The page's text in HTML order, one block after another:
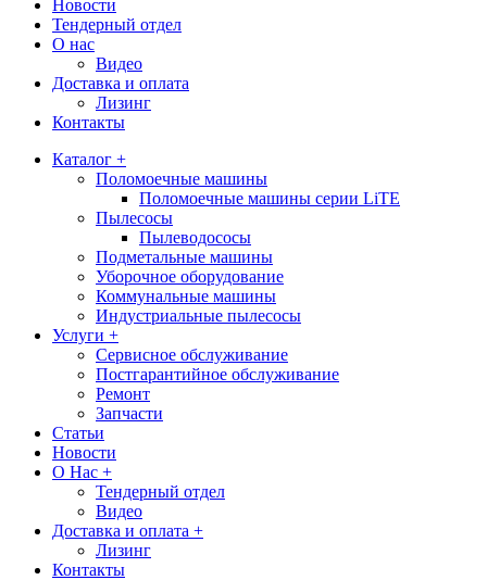
Новости
Тендерный отдел
О нас
Видео
Доставка и оплата
Лизинг
Контакты
Каталог +
Поломоечные машины
Поломоечные машины серии LiTE
Пылесосы
Пылеводососы
Подметальные машины
Уборочное оборудование
Коммунальные машины
Индустриальные пылесосы
Услуги +
Сервисное обслуживание
Постгарантийное обслуживание
Ремонт
Запчасти
Статьи
Новости
О Нас +
Тендерный отдел
Видео
Доставка и оплата +
Лизинг
Контакты